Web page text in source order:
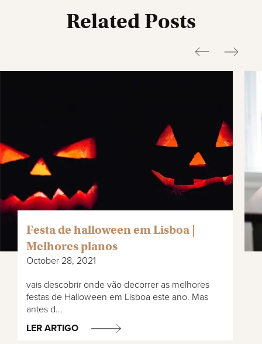
Related Posts
Festa de halloween em Lisboa |
Melhores planos
October 28, 2021
vais descobrir onde vão decorrer as melhores
festas de Halloween em Lisboa este ano. Mas
antes d...
LER ARTIGO